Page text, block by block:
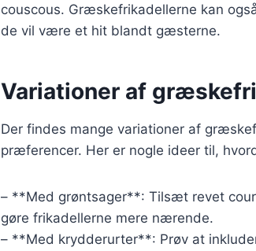
couscous. Græskefrikadellerne kan
de vil være et hit blandt gæsterne.
Variationer af
Der findes mange variationer af
præferencer. Her er nogle ideer til,
– **Med grøntsager**: Tilsæt revet
gøre frikadellerne mere nærende.
– **Med krydderurter**: Prøv at